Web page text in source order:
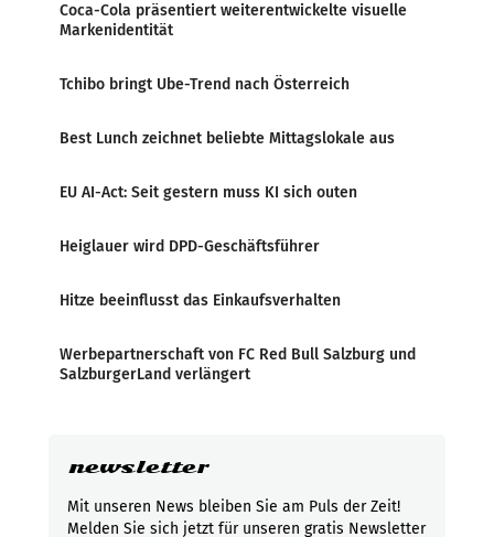
Coca-Cola präsentiert weiterentwickelte visuelle
Markenidentität
Tchibo bringt Ube-Trend nach Österreich
Best Lunch zeichnet beliebte Mittagslokale aus
EU AI-Act: Seit gestern muss KI sich outen
Heiglauer wird DPD-Geschäftsführer
Hitze beeinflusst das Einkaufsverhalten
Werbepartnerschaft von FC Red Bull Salzburg und
SalzburgerLand verlängert
newsletter
Mit unseren News bleiben Sie am Puls der Zeit!
Melden Sie sich jetzt für unseren gratis Newsletter